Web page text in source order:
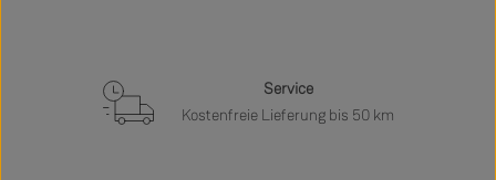
Service
Kostenfreie Lieferung bis 50 km